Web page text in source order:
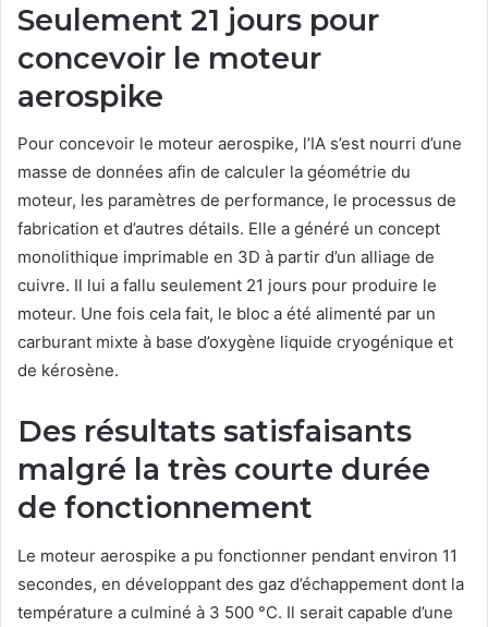
Seulement 21 jours pour
concevoir le moteur
aerospike
Pour concevoir le moteur aerospike, l’IA s’est nourri d’une
masse de données afin de calculer la géométrie du
moteur, les paramètres de performance, le processus de
fabrication et d’autres détails. Elle a généré un concept
monolithique imprimable en 3D à partir d’un alliage de
cuivre. Il lui a fallu seulement 21 jours pour produire le
moteur. Une fois cela fait, le bloc a été alimenté par un
carburant mixte à base d’oxygène liquide cryogénique et
de kérosène.
Des résultats satisfaisants
malgré la très courte durée
de fonctionnement
Le moteur aerospike a pu fonctionner pendant environ 11
secondes, en développant des gaz d’échappement dont la
température a culminé à 3 500 °C. Il serait capable d’une